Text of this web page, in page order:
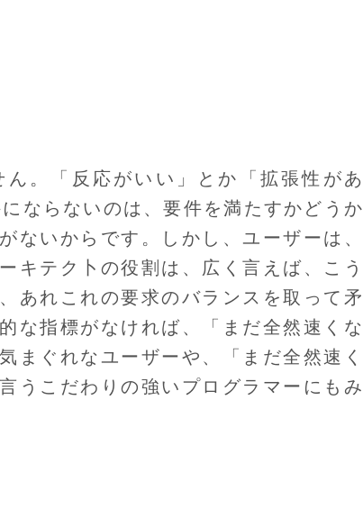
ん。「反応がいい」とか「拡張性があ
ならないのは、要件を満たすかどうか
ないからです。しかし、ユーザーは、
キテク卜の役割は、広く言えば、こう
あれこれの要求のバランスを取って矛
な指標がなければ、「まだ全然速くな
まぐれなユーザーや、「まだ全然速く
うこだわりの強いプログラマーにもみ